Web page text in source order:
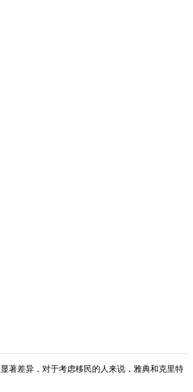
著差异，对于考虑移民的人来说，雅典和克里特